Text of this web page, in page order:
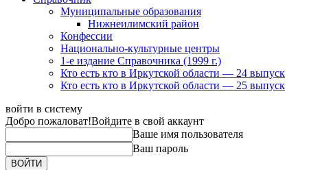
Муниципальные образования
Нижнеилимский район
Конфессии
Национально-культурные центры
1-е издание Справочника (1999 г.)
Кто есть кто в Иркутской области — 24 выпуск
Кто есть кто в Иркутской области — 25 выпуск
войти в систему
Добро пожаловат!Войдите в свой аккаунт
Ваше имя пользователя
Ваш пароль